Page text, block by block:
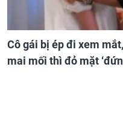
Cô gái bị ép đi xem
mai mối thì đỏ mặt